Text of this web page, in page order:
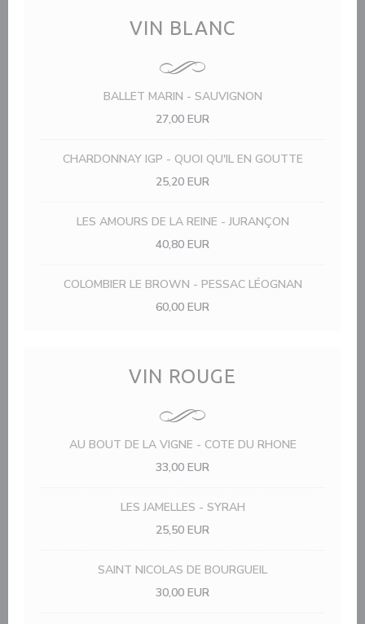
VIN BLANC
BALLET MARIN - SAUVIGNON
27,00 EUR
CHARDONNAY IGP - QUOI QU'IL EN GOUTTE
25,20 EUR
LES AMOURS DE LA REINE - JURANÇON
40,80 EUR
COLOMBIER LE BROWN - PESSAC LÉOGNAN
60,00 EUR
VIN ROUGE
AU BOUT DE LA VIGNE - COTE DU RHONE
33,00 EUR
LES JAMELLES - SYRAH
25,50 EUR
SAINT NICOLAS DE BOURGUEIL
30,00 EUR